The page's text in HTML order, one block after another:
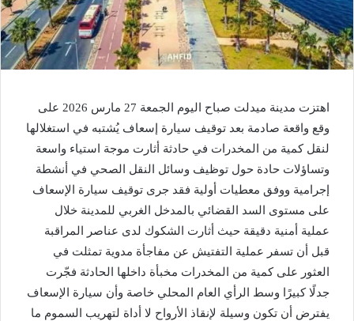
اهتزت مدينة ميدلت صباح اليوم الجمعة 27 مارس 2026 على
وقع واقعة صادمة بعد توقيف سيارة إسعاف يُشتبه في استغلالها
لنقل كمية من المخدرات في حادثة أثارت موجة استياء واسعة
وتساؤلات حادة حول توظيف وسائل النقل الصحي في أنشطة
إجرامية ووفق معطيات أولية فقد جرى توقيف سيارة الإسعاف
على مستوى السد القضائي بالمدخل الغربي للمدينة خلال
عملية أمنية دقيقة حيث أثارت الشكوك لدى عناصر المراقبة
قبل أن تسفر عملية التفتيش عن مفاجأة مدوية تمثلت في
العثور على كمية من المخدرات مخبأة داخلها الحادثة فجّرت
جدلًا كبيرًا وسط الرأي العام المحلي خاصة وأن سيارة الإسعاف
يفترض أن تكون وسيلة لإنقاذ الأرواح لا أداة لتهريب السموم ما